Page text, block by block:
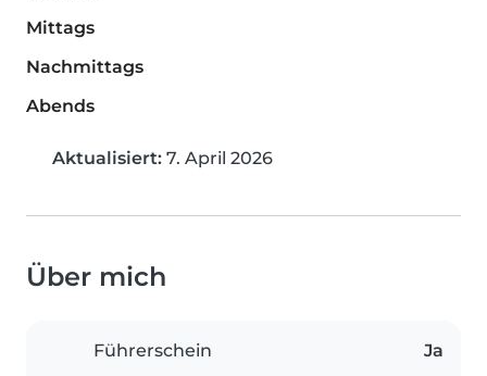
Mittags
Nachmittags
Abends
Aktualisiert: 7. April 2026
Über mich
Führerschein Ja